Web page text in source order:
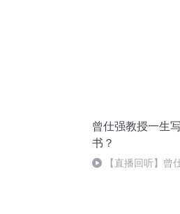
曾仕强教授一生
书？
【直播回听】曾